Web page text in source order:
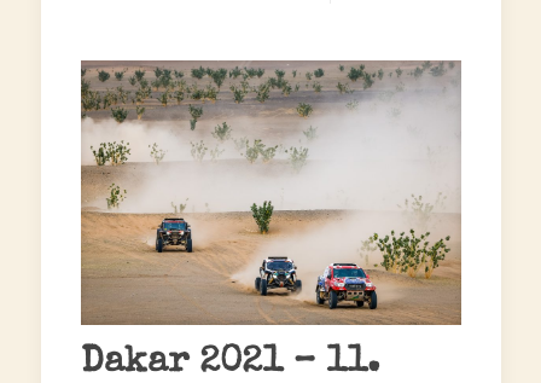
Dakar 2021 – 11.